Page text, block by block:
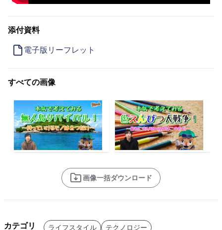
添付資料
電子版リーフレット
すべての画像
画像一括ダウンロード
カテゴリ ライフスタイル テクノロジー